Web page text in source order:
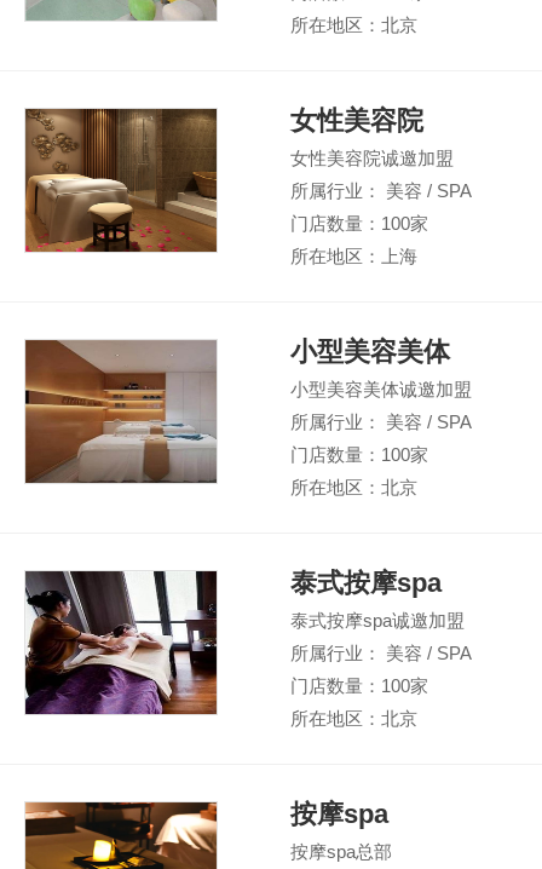
所在地区：北京
女性美容院
女性美容院诚邀加盟
所属行业： 美容 / SPA
门店数量：100家
所在地区：上海
小型美容美体
小型美容美体诚邀加盟
所属行业： 美容 / SPA
门店数量：100家
所在地区：北京
泰式按摩spa
泰式按摩spa诚邀加盟
所属行业： 美容 / SPA
门店数量：100家
所在地区：北京
按摩spa
按摩spa总部